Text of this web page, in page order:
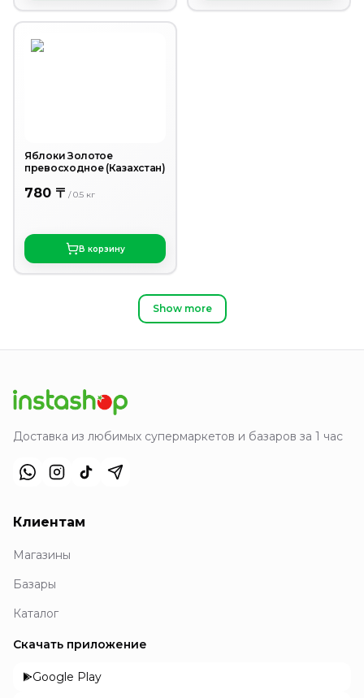
Яблоки Золотое
превосходное (Казахстан)
780 〒 /0.5 кг
В корзину
Show more
Доставка из любимых супермаркетов и базаров за 1 час
Клиентам
Магазины
Базары
Каталог
Скачать приложение
Google Play